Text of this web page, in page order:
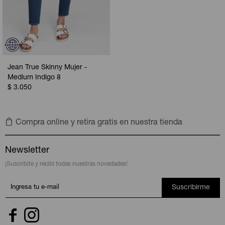
Jean True Skinny Mujer -
Medium Indigo 8
$ 3.050
Compra online y retira gratis en nuestra tienda
Newsletter
¡Suscribite y recibí todas nuestras novedades!
Suscribirme
 